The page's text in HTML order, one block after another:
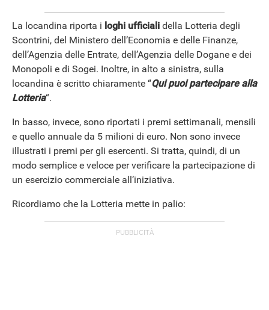
La locandina riporta i loghi ufficiali della Lotteria degli
Scontrini, del Ministero dell’Economia e delle Finanze,
dell’Agenzia delle Entrate, dell’Agenzia delle Dogane e dei
Monopoli e di Sogei. Inoltre, in alto a sinistra, sulla
locandina è scritto chiaramente “Qui puoi partecipare alla
Lotteria“.
In basso, invece, sono riportati i premi settimanali, mensili
e quello annuale da 5 milioni di euro. Non sono invece
illustrati i premi per gli esercenti. Si tratta, quindi, di un
modo semplice e veloce per verificare la partecipazione di
un esercizio commerciale all’iniziativa.
Ricordiamo che la Lotteria mette in palio: